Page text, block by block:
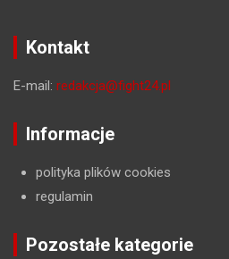
Kontakt
E-mail: redakcja@fight24.pl
Informacje
polityka plików cookies
regulamin
Pozostałe kategorie